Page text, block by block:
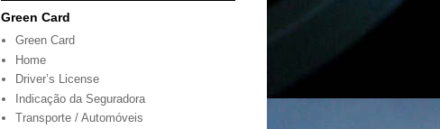
Green Card
Green Card
Home
Driver’s License
Indicação da Seguradora
Transporte / Automóveis